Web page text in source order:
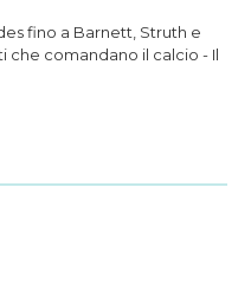
fino a Barnett, Struth e
che comandano il calcio - Il